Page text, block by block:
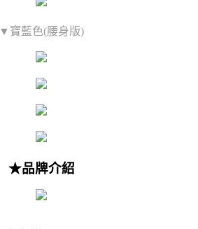
▼寶藍色(腰身版)
★品牌介紹